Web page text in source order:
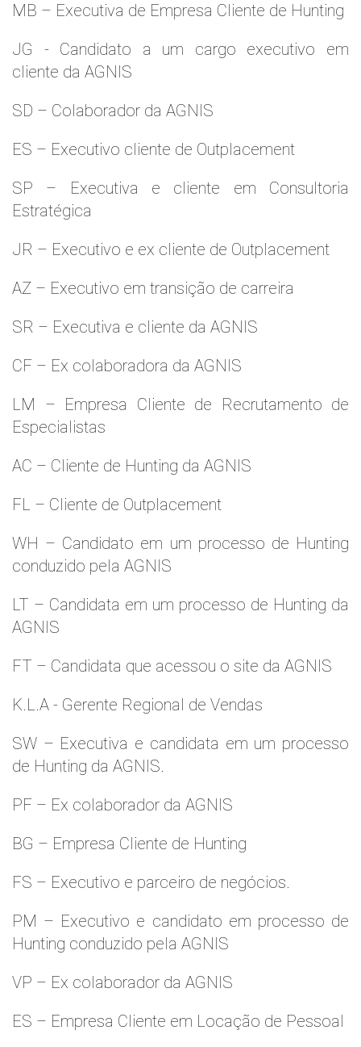
MB – Executiva de Empresa Cliente de Hunting
JG - Candidato a um cargo executivo em
cliente da AGNIS
SD – Colaborador da AGNIS
ES – Executivo cliente de Outplacement
SP – Executiva e cliente em Consultoria
Estratégica
JR – Executivo e ex cliente de Outplacement
AZ – Executivo em transição de carreira
SR – Executiva e cliente da AGNIS
CF – Ex colaboradora da AGNIS
LM – Empresa Cliente de Recrutamento de
Especialistas
AC – Cliente de Hunting da AGNIS
FL – Cliente de Outplacement
WH – Candidato em um processo de Hunting
conduzido pela AGNIS
LT – Candidata em um processo de Hunting da
AGNIS
FT – Candidata que acessou o site da AGNIS
K.L.A - Gerente Regional de Vendas
SW – Executiva e candidata em um processo
de Hunting da AGNIS.
PF – Ex colaborador da AGNIS
BG – Empresa Cliente de Hunting
FS – Executivo e parceiro de negócios.
PM – Executivo e candidato em processo de
Hunting conduzido pela AGNIS
VP – Ex colaborador da AGNIS
ES – Empresa Cliente em Locação de Pessoal